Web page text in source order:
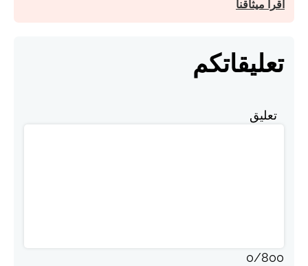
اقرأ ميثاقنا
تعليقاتكم
تعليق
0/800